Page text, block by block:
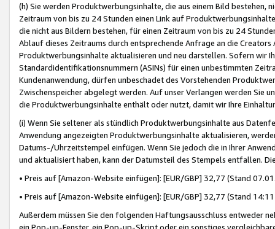
(h) Sie werden Produktwerbungsinhalte, die aus einem Bild bestehen,
Zeitraum von bis zu 24 Stunden einen Link auf
die nicht aus Bildern bestehen, für einen Zeitraum von bis zu 24
Ablauf dieses Zeitraums durch entsprechende Anfrage an die
Produktwerbungsinhalte aktualisieren und neu darstellen. Sofern wir
Standardidentifikationsnummern (ASINs) für einen unbestimmten
Kundenanwendung, dürfen unbeschadet des Vorstehenden
Zwischenspeicher abgelegt werden. Auf unser Verlangen werden Sie
die Produktwerbungsinhalte enthält oder nutzt, damit wir Ihre
(i) Wenn Sie seltener als stündlich Produktwerbungsinhalte aus
Anwendung angezeigten Produktwerbungsinhalte aktualisieren,
Datums-/Uhrzeitstempel einfügen. Wenn Sie jedoch die in Ihrer
und aktualisiert haben, kann der Datumsteil des Stempels entfallen.
• Preis auf [Amazon-Website einfügen]: [EUR/GBP] 32,77 (Stand
• Preis auf [Amazon-Website einfügen]: [EUR/GBP] 32,77 (Stand
Außerdem müssen Sie den folgenden Haftungsausschluss entweder
ein Pop-up-Fenster, ein Pop-up-Skript oder ein sonstiges